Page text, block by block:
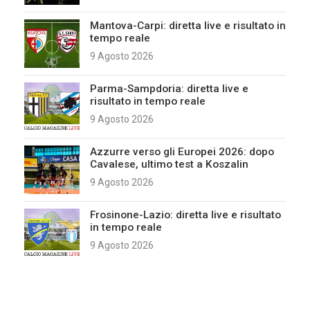
Mantova-Carpi: diretta live e risultato in
tempo reale
9 Agosto 2026
Parma-Sampdoria: diretta live e
risultato in tempo reale
9 Agosto 2026
Azzurre verso gli Europei 2026: dopo
Cavalese, ultimo test a Koszalin
9 Agosto 2026
Frosinone-Lazio: diretta live e risultato
in tempo reale
9 Agosto 2026